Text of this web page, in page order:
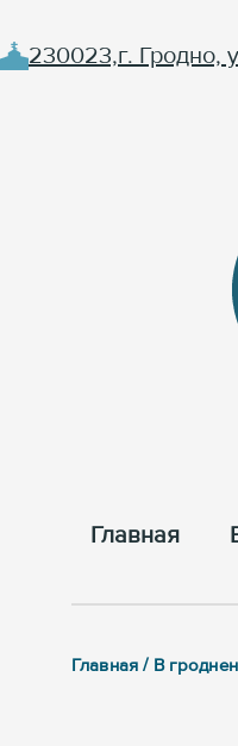
230023,г. Гродно,
Главная
Главная / В